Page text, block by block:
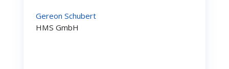
Gereon Schubert
HMS GmbH